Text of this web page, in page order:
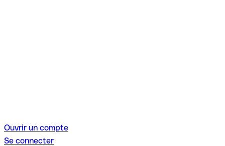
Ouvrir un compte
Se connecter